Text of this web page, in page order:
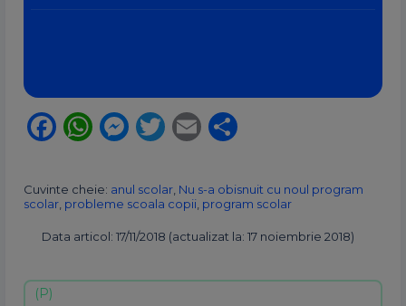
Facebook
WhatsApp
Messenger
Twitter
Email
Cuvinte cheie: anul scolar Nu s-a obisnuit cu noul program
scolar probleme scoala copii program scolar
Data articol: 17/11/2018 (actualizat la: 17 noiembrie 2018)